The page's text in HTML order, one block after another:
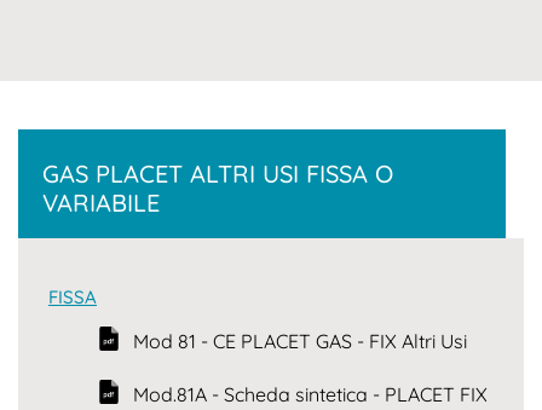
GAS PLACET ALTRI USI FISSA O
VARIABILE
FISSA
Mod 81 - CE PLACET GAS - FIX Altri Usi
Mod.81A - Scheda sintetica - PLACET FIX